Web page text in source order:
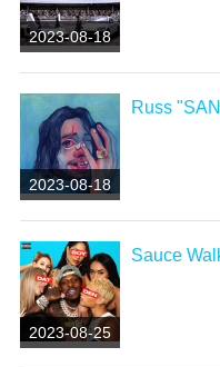
2023-08-18
2023-08-18
Russ
2023-08-25
Sauce